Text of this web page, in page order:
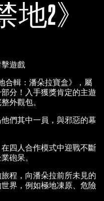
地2》
擊遊戲
合輯：潘朵拉寶盒》，屬
分！入手獲獎肯定的主遊
外觀包。
們其中一員，與邪惡的幕
四人合作模式中迎戰不斷
砲呆。
程，向潘朵拉前所未見的
界，例如極地凍原、危險